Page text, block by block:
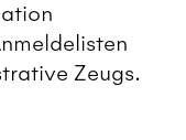
Zeugs.